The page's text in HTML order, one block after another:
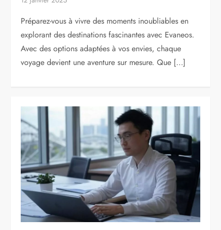
Préparez-vous à vivre des moments inoubliables en
explorant des destinations fascinantes avec Evaneos.
Avec des options adaptées à vos envies, chaque
voyage devient une aventure sur mesure. Que […]